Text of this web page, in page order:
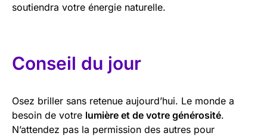
soutiendra votre énergie naturelle.
Conseil du jour
Osez briller sans retenue aujourd’hui. Le monde a
besoin de votre lumière et de votre générosité.
N’attendez pas la permission des autres pour